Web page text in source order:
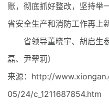
账，彻底抓好整改，坚持举
省安全生产和消防工作再上
省领导董晓宇、胡启生
磊、尹翠莉）
来源：http://
05/24/c_1211687854.htm